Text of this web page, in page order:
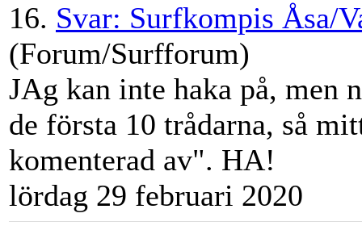
16. Svar: Surfkompis Åsa/
(Forum/Surfforum)
JAg kan inte haka på, men
de första 10 trådarna, så
komenterad av". HA!
lördag 29 februari 2020